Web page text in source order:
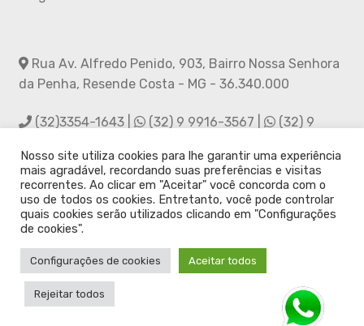
Rua Av. Alfredo Penido, 903, Bairro Nossa Senhora
da Penha, Resende Costa - MG - 36.340.000
(32)3354-1643 | (32) 9 9916-3567 |
(32) 9
asarc.rc@hotmail.com
Siga-nos no Instagram
© ASARC 2021
Nosso site utiliza cookies para lhe garantir uma experiência
mais agradável, recordando suas preferências e visitas
recorrentes. Ao clicar em "Aceitar" você concorda com o
uso de todos os cookies. Entretanto, você pode controlar
quais cookies serão utilizados clicando em "Configurações
de cookies".
Configurações de cookies Aceitar todos
Rejeitar todos